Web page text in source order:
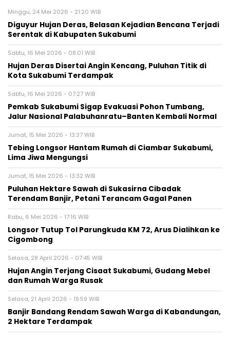
Minggu, 24 Mei 2026 - 21:20 WIB
Diguyur Hujan Deras, Belasan Kejadian Bencana Terjadi
Serentak di Kabupaten Sukabumi
Sabtu, 16 Mei 2026 - 08:01 WIB
‎Hujan Deras Disertai Angin Kencang, Puluhan Titik di
Kota Sukabumi Terdampak‎
Sabtu, 16 Mei 2026 - 07:27 WIB
Pemkab Sukabumi Sigap Evakuasi Pohon Tumbang,
Jalur Nasional Palabuhanratu–Banten Kembali Normal
Jumat, 15 Mei 2026 - 13:37 WIB
Tebing Longsor Hantam Rumah di Ciambar Sukabumi,
Lima Jiwa Mengungsi
Jumat, 15 Mei 2026 - 13:32 WIB
Puluhan Hektare Sawah di Sukasirna Cibadak
Terendam Banjir, Petani Terancam Gagal Panen
Rabu, 6 Mei 2026 - 17:16 WIB
‎Longsor Tutup Tol Parungkuda KM 72, Arus Dialihkan ke
Cigombong‎
Selasa, 28 April 2026 - 07:45 WIB
Hujan Angin Terjang Cisaat Sukabumi, Gudang Mebel
dan Rumah Warga Rusak
Selasa, 21 April 2026 - 19:59 WIB
‎Banjir Bandang Rendam Sawah Warga di Kabandungan,
2 Hektare Terdampak